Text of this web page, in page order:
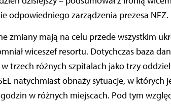
odpowiedniego zarządzenia prezesa NFZ.
zmiany mają na celu przede wszystkim
wiceszef resortu. Dotychczas baza
trzech różnych szpitalach jako trzy
natychmiast obnaży sytuacje, w których
w różnych miejscach. Pod tym